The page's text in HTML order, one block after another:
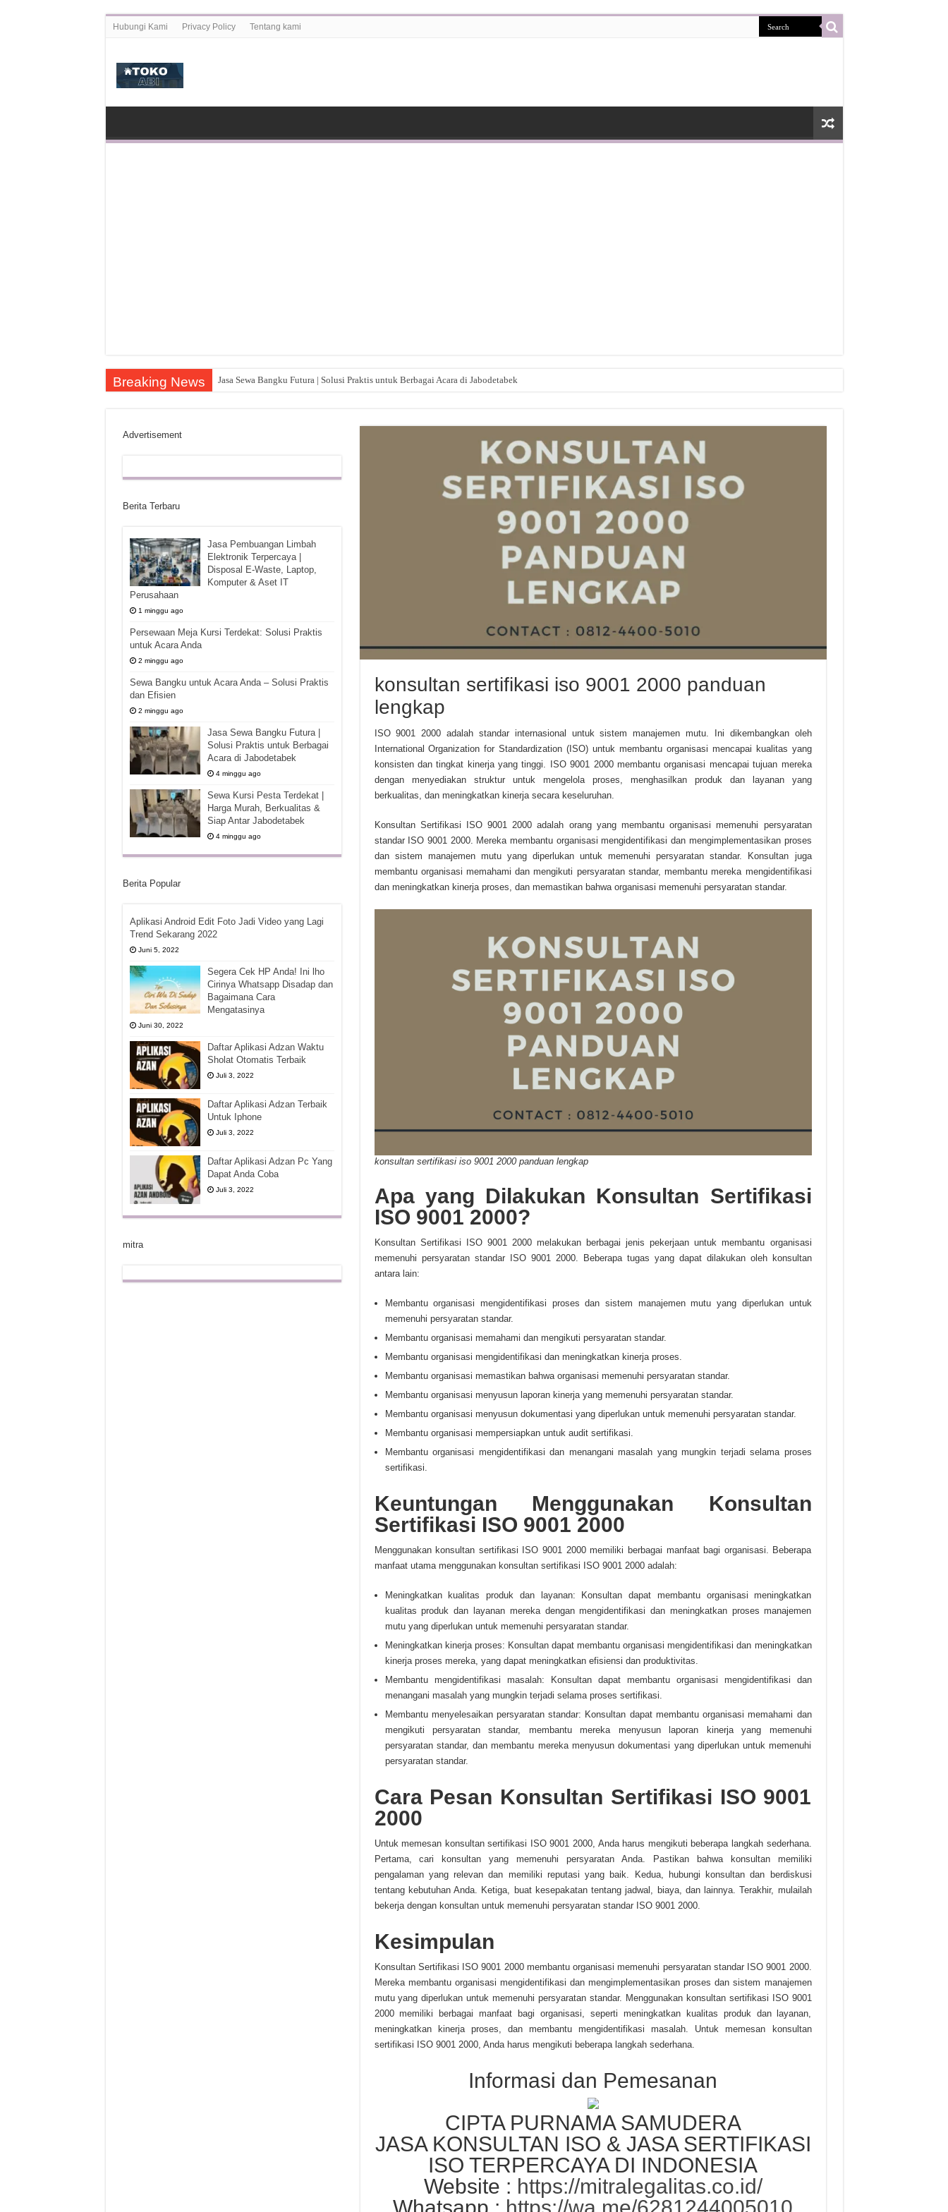
Hubungi Kami Privacy Policy Tentang kami
Breaking News Jasa Sewa Bangku Futura | Solusi Praktis untuk Berbagai Acara di Jabodetabek
konsultan sertifikasi iso 9001 2000 panduan
lengkap
ISO 9001 2000 adalah standar internasional untuk sistem manajemen mutu. Ini dikembangkan oleh
International Organization for Standardization (ISO) untuk membantu organisasi mencapai kualitas yang
konsisten dan tingkat kinerja yang tinggi. ISO 9001 2000 membantu organisasi mencapai tujuan mereka
dengan menyediakan struktur untuk mengelola proses, menghasilkan produk dan layanan yang
berkualitas, dan meningkatkan kinerja secara keseluruhan.
Konsultan Sertifikasi ISO 9001 2000 adalah orang yang membantu organisasi memenuhi persyaratan
standar ISO 9001 2000. Mereka membantu organisasi mengidentifikasi dan mengimplementasikan proses
dan sistem manajemen mutu yang diperlukan untuk memenuhi persyaratan standar. Konsultan juga
membantu organisasi memahami dan mengikuti persyaratan standar, membantu mereka mengidentifikasi
dan meningkatkan kinerja proses, dan memastikan bahwa organisasi memenuhi persyaratan standar.
konsultan sertifikasi iso 9001 2000 panduan lengkap
Apa yang Dilakukan Konsultan Sertifikasi
ISO 9001 2000?
Konsultan Sertifikasi ISO 9001 2000 melakukan berbagai jenis pekerjaan untuk membantu organisasi
memenuhi persyaratan standar ISO 9001 2000. Beberapa tugas yang dapat dilakukan oleh konsultan
antara lain:
Membantu organisasi mengidentifikasi proses dan sistem manajemen mutu yang diperlukan untuk
memenuhi persyaratan standar.
Membantu organisasi memahami dan mengikuti persyaratan standar.
Membantu organisasi mengidentifikasi dan meningkatkan kinerja proses.
Membantu organisasi memastikan bahwa organisasi memenuhi persyaratan standar.
Membantu organisasi menyusun laporan kinerja yang memenuhi persyaratan standar.
Membantu organisasi menyusun dokumentasi yang diperlukan untuk memenuhi persyaratan standar.
Membantu organisasi mempersiapkan untuk audit sertifikasi.
Membantu organisasi mengidentifikasi dan menangani masalah yang mungkin terjadi selama proses
sertifikasi.
Keuntungan Menggunakan Konsultan
Sertifikasi ISO 9001 2000
Menggunakan konsultan sertifikasi ISO 9001 2000 memiliki berbagai manfaat bagi organisasi. Beberapa
manfaat utama menggunakan konsultan sertifikasi ISO 9001 2000 adalah:
Meningkatkan kualitas produk dan layanan: Konsultan dapat membantu organisasi meningkatkan
kualitas produk dan layanan mereka dengan mengidentifikasi dan meningkatkan proses manajemen
mutu yang diperlukan untuk memenuhi persyaratan standar.
Meningkatkan kinerja proses: Konsultan dapat membantu organisasi mengidentifikasi dan meningkatkan
kinerja proses mereka, yang dapat meningkatkan efisiensi dan produktivitas.
Membantu mengidentifikasi masalah: Konsultan dapat membantu organisasi mengidentifikasi dan
menangani masalah yang mungkin terjadi selama proses sertifikasi.
Membantu menyelesaikan persyaratan standar: Konsultan dapat membantu organisasi memahami dan
mengikuti persyaratan standar, membantu mereka menyusun laporan kinerja yang memenuhi
persyaratan standar, dan membantu mereka menyusun dokumentasi yang diperlukan untuk memenuhi
persyaratan standar.
Cara Pesan Konsultan Sertifikasi ISO 9001
2000
Untuk memesan konsultan sertifikasi ISO 9001 2000, Anda harus mengikuti beberapa langkah sederhana.
Pertama, cari konsultan yang memenuhi persyaratan Anda. Pastikan bahwa konsultan memiliki
pengalaman yang relevan dan memiliki reputasi yang baik. Kedua, hubungi konsultan dan berdiskusi
tentang kebutuhan Anda. Ketiga, buat kesepakatan tentang jadwal, biaya, dan lainnya. Terakhir, mulailah
bekerja dengan konsultan untuk memenuhi persyaratan standar ISO 9001 2000.
Kesimpulan
Konsultan Sertifikasi ISO 9001 2000 membantu organisasi memenuhi persyaratan standar ISO 9001 2000.
Mereka membantu organisasi mengidentifikasi dan mengimplementasikan proses dan sistem manajemen
mutu yang diperlukan untuk memenuhi persyaratan standar. Menggunakan konsultan sertifikasi ISO 9001
2000 memiliki berbagai manfaat bagi organisasi, seperti meningkatkan kualitas produk dan layanan,
meningkatkan kinerja proses, dan membantu mengidentifikasi masalah. Untuk memesan konsultan
sertifikasi ISO 9001 2000, Anda harus mengikuti beberapa langkah sederhana.
Informasi dan Pemesanan
CIPTA PURNAMA SAMUDERA
JASA KONSULTAN ISO & JASA SERTIFIKASI
ISO TERPERCAYA DI INDONESIA
Website : https://mitralegalitas.co.id/
Whatsapp : https://wa.me/6281244005010
Advertisement
Berita Terbaru
Jasa Pembuangan Limbah
Elektronik Terpercaya |
Disposal E-Waste, Laptop,
Komputer & Aset IT
Perusahaan
1 minggu ago
Persewaan Meja Kursi Terdekat: Solusi Praktis
untuk Acara Anda
2 minggu ago
Sewa Bangku untuk Acara Anda – Solusi Praktis
dan Efisien
2 minggu ago
Jasa Sewa Bangku Futura |
Solusi Praktis untuk Berbagai
Acara di Jabodetabek
4 minggu ago
Sewa Kursi Pesta Terdekat |
Harga Murah, Berkualitas &
Siap Antar Jabodetabek
4 minggu ago
Berita Popular
Aplikasi Android Edit Foto Jadi Video yang Lagi
Trend Sekarang 2022
Juni 5, 2022
Segera Cek HP Anda! Ini lho
Cirinya Whatsapp Disadap dan
Bagaimana Cara
Mengatasinya
Juni 30, 2022
Daftar Aplikasi Adzan Waktu
Sholat Otomatis Terbaik
Juli 3, 2022
Daftar Aplikasi Adzan Terbaik
Untuk Iphone
Juli 3, 2022
Daftar Aplikasi Adzan Pc Yang
Dapat Anda Coba
Juli 3, 2022
mitra